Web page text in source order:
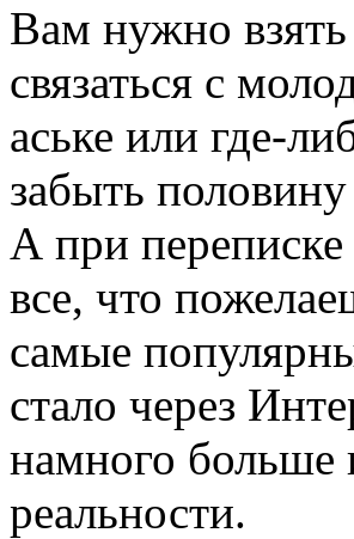
Вам нужно
связаться с
аське или где-
забыть
А при
все, что
самые
стало через
намного
реальности.